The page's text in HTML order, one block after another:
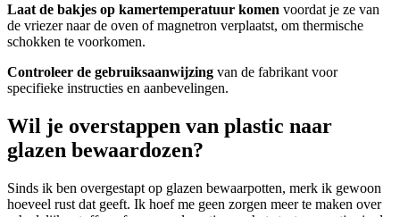
Laat de bakjes op kamertemperatuur komen voordat je ze van
de vriezer naar de oven of magnetron verplaatst, om thermische
schokken te voorkomen.
Controleer de gebruiksaanwijzing van de fabrikant voor
specifieke instructies en aanbevelingen.
Wil je overstappen van plastic naar
glazen bewaardozen?
Sinds ik ben overgestapt op glazen bewaarpotten, merk ik gewoon
hoeveel rust dat geeft. Ik hoef me geen zorgen meer te maken over